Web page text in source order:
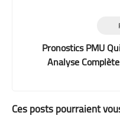
Pronostics PMU
Analyse
Ces posts pourraient